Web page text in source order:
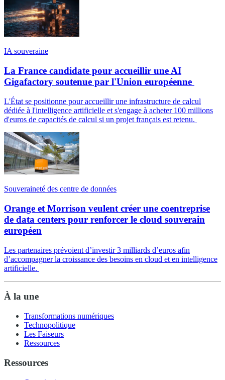
IA souveraine
La France candidate pour accueillir une AI
Gigafactory soutenue par l'Union européenne
L'État se positionne pour accueillir une infrastructure de calcul
dédiée à l'intelligence artificielle et s'engage à acheter 100 millions
d'euros de capacités de calcul si un projet français est retenu.
Souveraineté des centre de données
Orange et Morrison veulent créer une coentreprise
de data centers pour renforcer le cloud souverain
européen
Les partenaires prévoient d’investir 3 milliards d’euros afin
d’accompagner la croissance des besoins en cloud et en intelligence
artificielle.
À la une
Transformations numériques
Technopolitique
Les Faiseurs
Ressources
Ressources